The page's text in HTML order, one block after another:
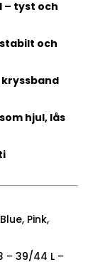
– tyst och
och
hjul, lås
Pink,
– 39/44 L –